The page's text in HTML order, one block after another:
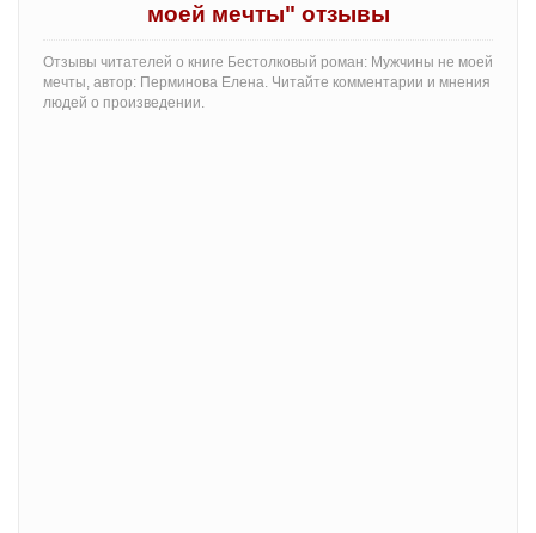
моей мечты" отзывы
Отзывы читателей о книге Бестолковый роман: Мужчины не моей
мечты, автор: Перминова Елена. Читайте комментарии и мнения
людей о произведении.